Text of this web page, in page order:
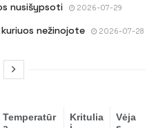
nusišypsoti 2026-07-29
nežinojote 2026-07-28
Temperatūr
Kritulia
Vėja